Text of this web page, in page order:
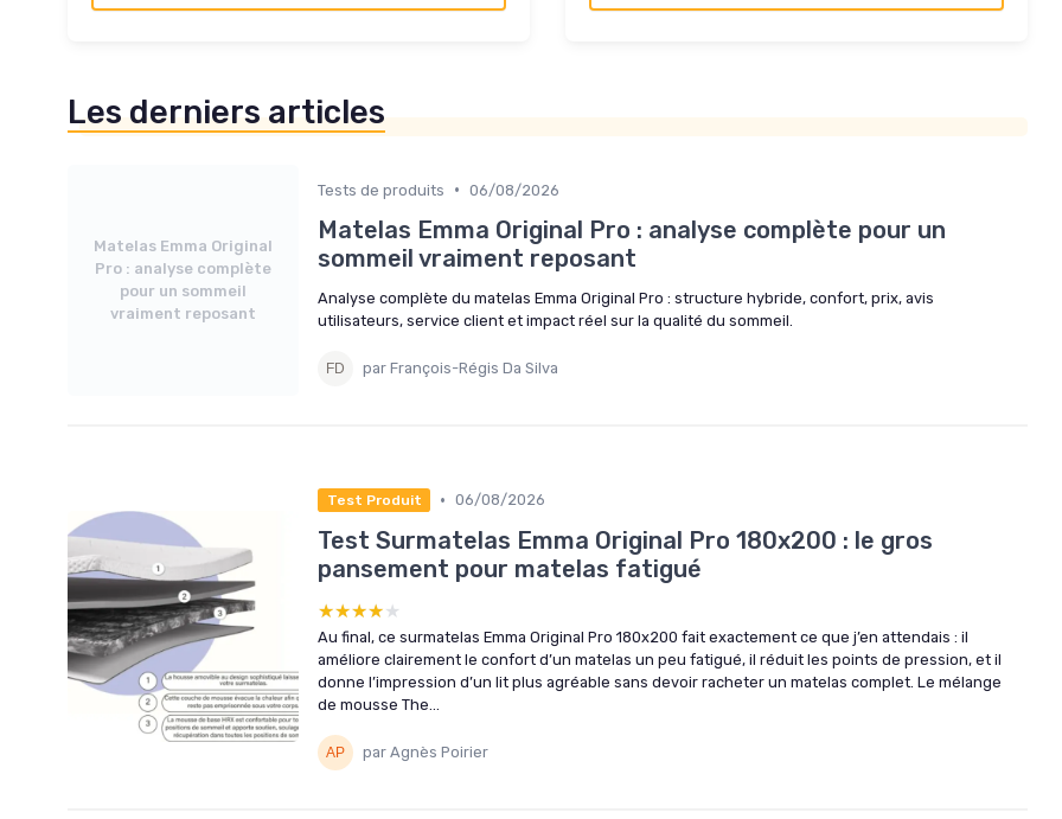
Les derniers articles
Matelas Emma Original
Pro : analyse complète
pour un sommeil
vraiment reposant
Tests de produits • 06/08/2026
Matelas Emma Original Pro : analyse complète pour un
sommeil vraiment reposant
Analyse complète du matelas Emma Original Pro : structure hybride, confort, prix, avis
utilisateurs, service client et impact réel sur la qualité du sommeil.
par François-Régis Da Silva
Test Produit • 06/08/2026
Test Surmatelas Emma Original Pro 180x200 : le gros
pansement pour matelas fatigué
★★★★★
★★★★★
Au final, ce surmatelas Emma Original Pro 180x200 fait exactement ce que j’en attendais : il
améliore clairement le confort d’un matelas un peu fatigué, il réduit les points de pression, et il
donne l’impression d’un lit plus agréable sans devoir racheter un matelas complet. Le mélange
de mousse The...
par Agnès Poirier